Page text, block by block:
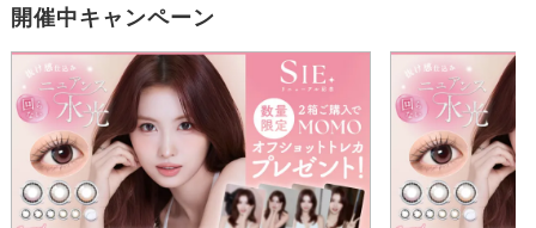
開催中キャンペーン